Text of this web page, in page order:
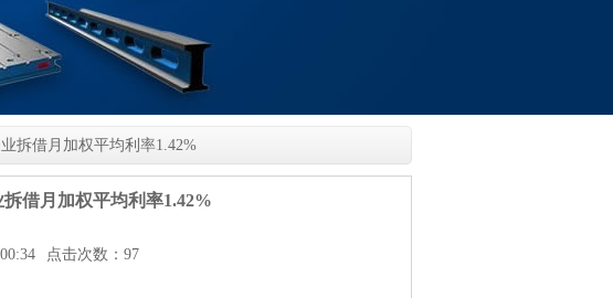
拆借月加权平均利率1.42%
借月加权平均利率1.42%
点击次数：97